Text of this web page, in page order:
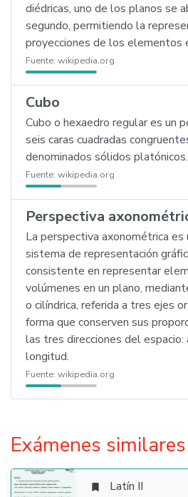
diédricas, uno de los planos se
segundo, permitiendo la
proyecciones de los elementos
Fuente: wikipedia.org
Cubo
Cubo o hexaedro regular es un
seis caras cuadradas
denominados sólidos platónicos.
Fuente: wikipedia.org
Perspectiva
La perspectiva axonométrica es
sistema de representación
consistente en representar
volúmenes en un plano,
o cilíndrica, referida a tres ejes
forma que conserven sus
las tres direcciones del espacio:
longitud.
Fuente: wikipedia.org
Exámenes similares
 Latín II